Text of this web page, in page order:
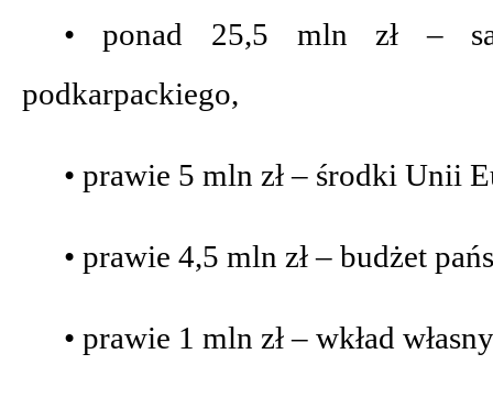
• ponad 25,5 mln zł –
podkarpackiego,
• prawie 5 mln zł – środki Unii
• prawie 4,5 mln zł – budżet
• prawie 1 mln zł – wkład